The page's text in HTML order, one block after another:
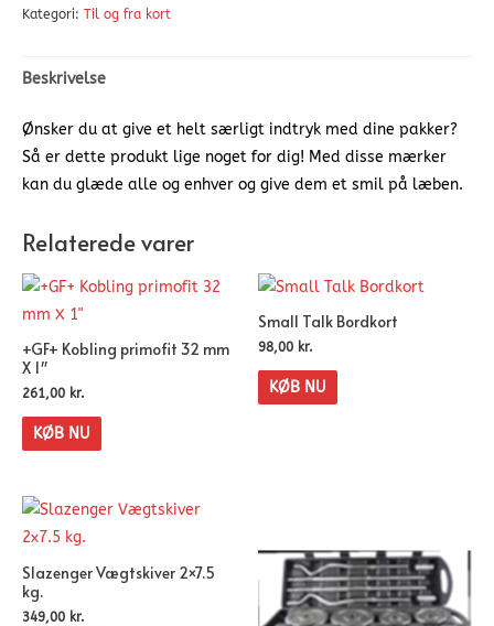
Kategori: Til og fra kort
Beskrivelse
Ønsker du at give et helt særligt indtryk med dine pakker?
Så er dette produkt lige noget for dig! Med disse mærker
kan du glæde alle og enhver og give dem et smil på læben.
Relaterede varer
+GF+ Kobling primofit 32 mm
X 1″
261,00 kr.
KØB NU
Small Talk Bordkort
98,00 kr.
KØB NU
Slazenger Vægtskiver 2×7.5
kg.
349,00 kr.